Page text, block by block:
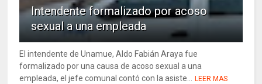
Intendente formalizado por acoso
sexual a una empleada
El intendente de Unamue, Aldo Fabián Araya fue
formalizado por una causa de acoso sexual a una
empleada, el jefe comunal contó con la asiste... LEER MAS